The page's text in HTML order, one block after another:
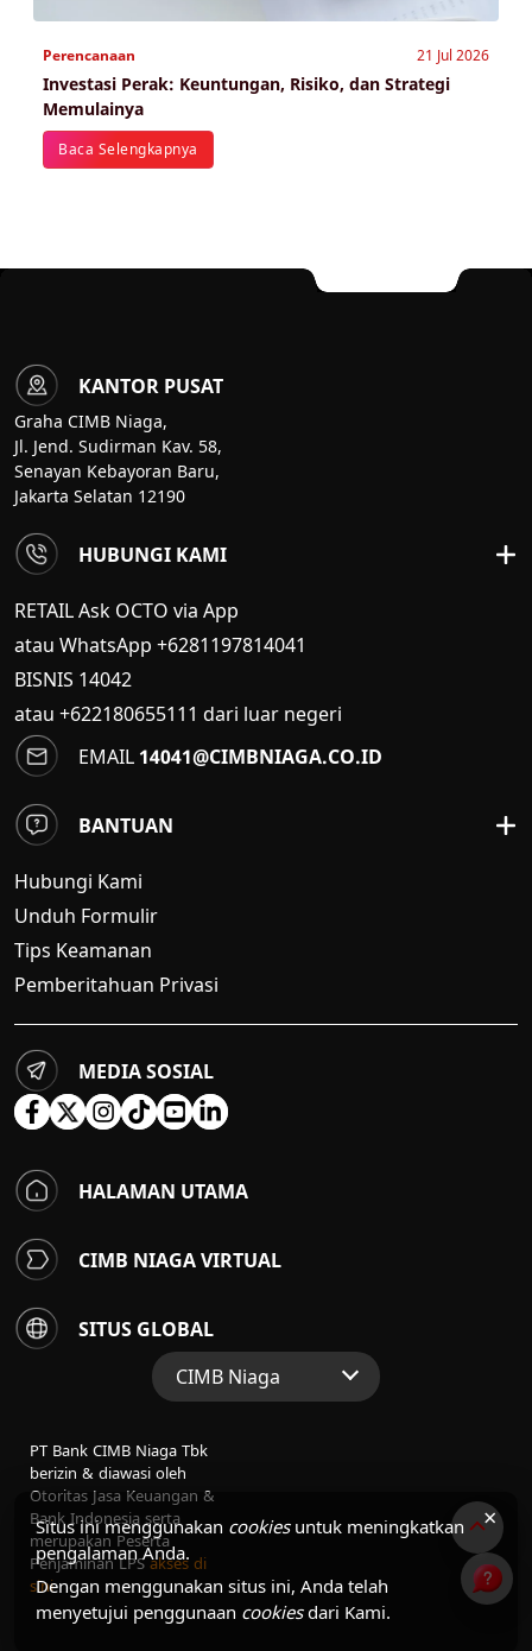
×
Situs ini menggunakan cookiesuntuk meningkatkan
pengalaman Anda.
Dengan menggunakan situs ini, Anda telah
menyetujui penggunaan cookiesdari Kami.
Perencanaan 21 Jul 2026
Investasi Perak: Keuntungan, Risiko, dan Strategi
Memulainya
Baca Selengkapnya
KANTOR PUSAT
Graha CIMB Niaga,
Jl. Jend. Sudirman Kav. 58,
Senayan Kebayoran Baru,
Jakarta Selatan 12190
HUBUNGI KAMI
RETAIL Ask OCTO via App
atau WhatsApp +6281197814041
BISNIS 14042
atau +622180655111 dari luar negeri
EMAIL 14041@CIMBNIAGA.CO.ID
BANTUAN
Hubungi Kami
Unduh Formulir
Tips Keamanan
Pemberitahuan Privasi
MEDIA SOSIAL
HALAMAN UTAMA
CIMB NIAGA VIRTUAL
SITUS GLOBAL
CIMB Niaga
Perbankan Konsumen
Perbankan Syariah
PT Bank CIMB Niaga Tbk
berizin & diawasi oleh
Otoritas Jasa Keuangan &
Bank Indonesia serta
merupakan Peserta
Penjaminan LPSakses di
sini